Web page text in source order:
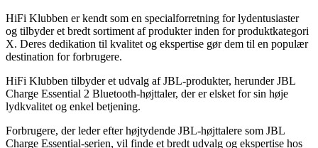
HiFi Klubben er kendt som en specialforretning for lydentusiaster
og tilbyder et bredt sortiment af produkter inden for produktkategori
X. Deres dedikation til kvalitet og ekspertise gør dem til en populær
destination for forbrugere.
HiFi Klubben tilbyder et udvalg af JBL-produkter, herunder JBL
Charge Essential 2 Bluetooth-højttaler, der er elsket for sin høje
lydkvalitet og enkel betjening.
Forbrugere, der leder efter højtydende JBL-højttalere som JBL
Charge Essential-serien, vil finde et bredt udvalg og ekspertise hos